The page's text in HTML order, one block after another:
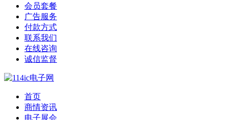
会员套餐
广告服务
付款方式
联系我们
在线咨询
诚信监督
首页
商情资讯
电子展会